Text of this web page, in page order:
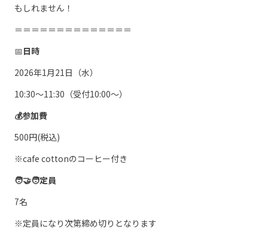
もしれません！
＝＝＝＝＝＝＝＝＝＝＝＝＝＝
📅日時
2026年1月21日（水）
10:30〜11:30（受付10:00〜）
💰参加費
500円(税込)
※cafe cottonのコーヒー付き
🧑‍🤝‍🧑定員
7名
※定員になり次第締め切りとなります